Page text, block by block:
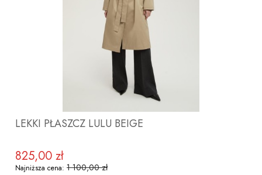
ZOBACZ PRODUKT
LEKKI PŁASZCZ LULU BEIGE
Cena promocyjna
825,00 zł
Najniższa cena: 1 100,00 zł